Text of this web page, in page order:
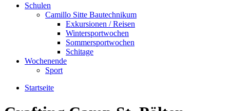
Schulen
Camillo Sitte Bautechnikum
Exkursionen / Reisen
Wintersportwochen
Sommersportwochen
Schitage
Wochenende
Sport
Startseite